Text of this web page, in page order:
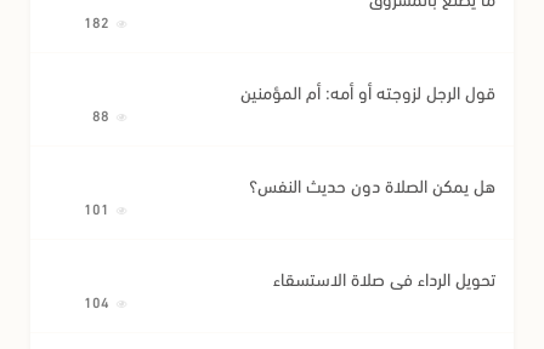
قول الرجل لزوجته أو أمه: أم المؤمنين
هل يمكن الصلاة دون حديث النفس؟
تحويل الرداء في صلاة الاستسقاء